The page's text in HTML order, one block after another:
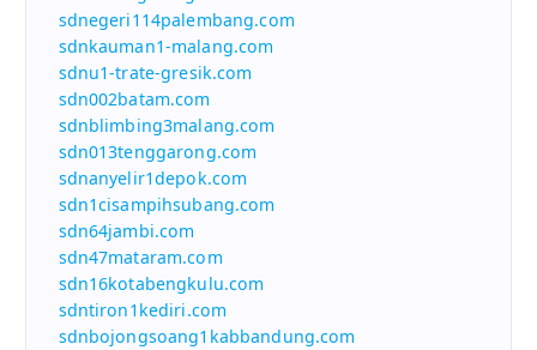
sdnegeri114palembang.com
sdnkauman1-malang.com
sdnu1-trate-gresik.com
sdn002batam.com
sdnblimbing3malang.com
sdn013tenggarong.com
sdnanyelir1depok.com
sdn1cisampihsubang.com
sdn64jambi.com
sdn47mataram.com
sdn16kotabengkulu.com
sdntiron1kediri.com
sdnbojongsoang1kabbandung.com